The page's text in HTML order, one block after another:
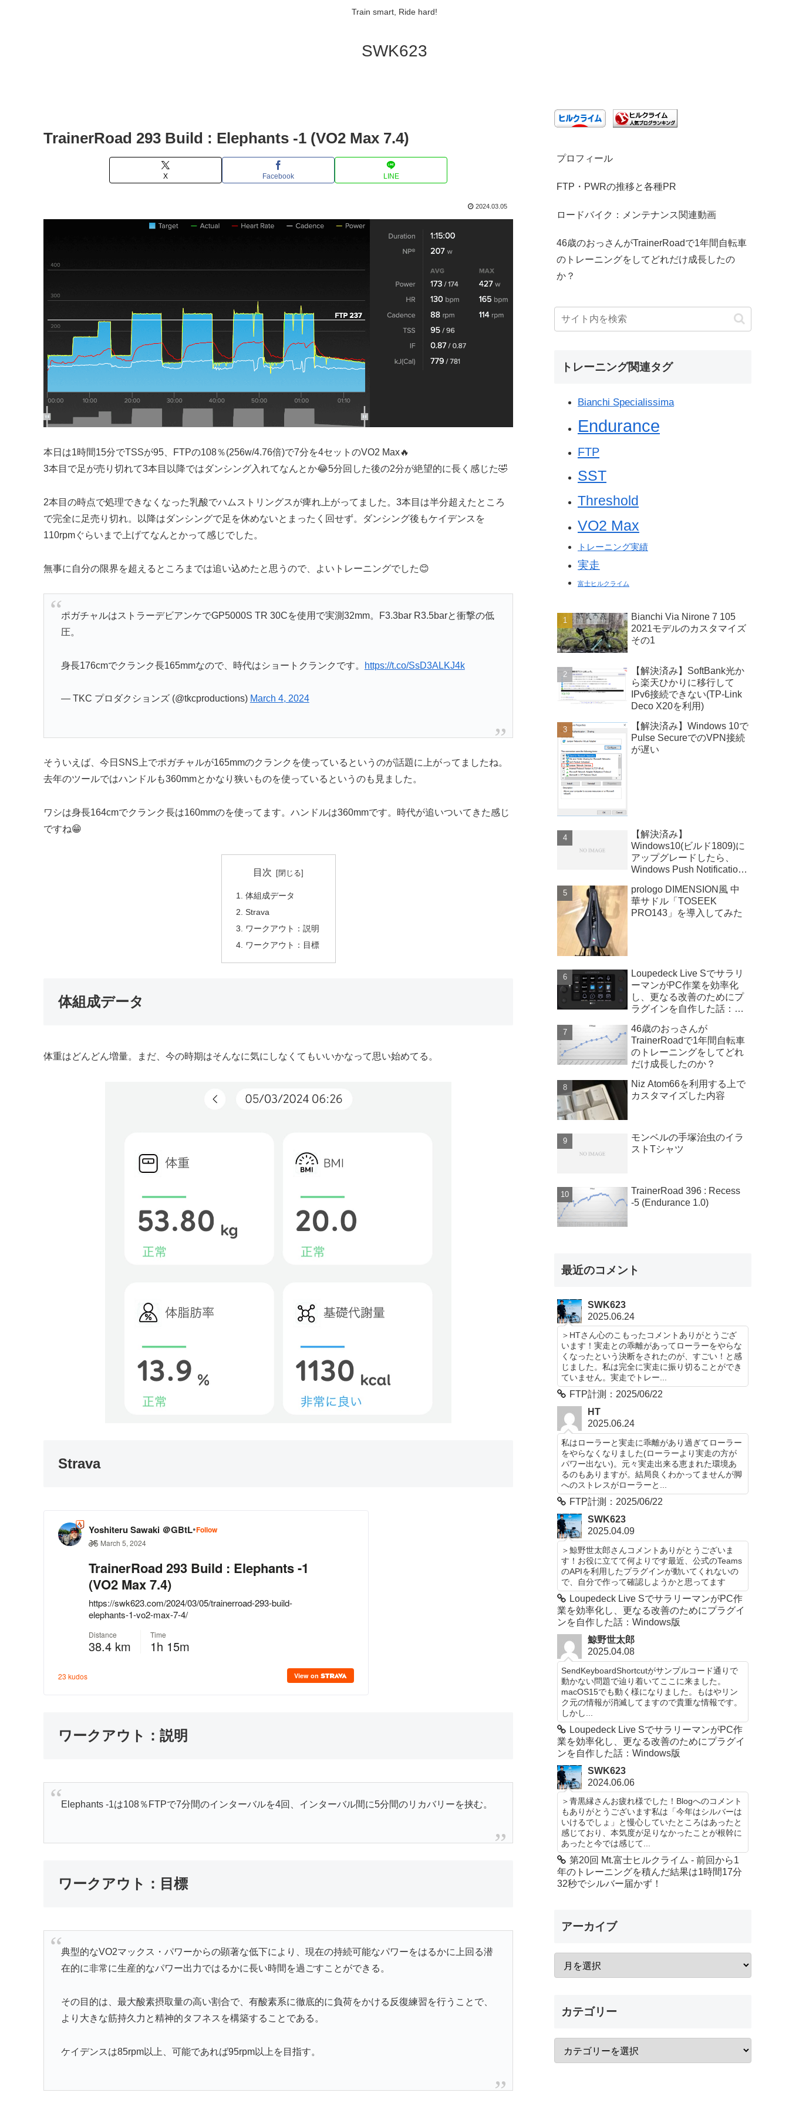
Train smart, Ride hard!
SWK623
TrainerRoad 293 Build : Elephants -1 (VO2 Max 7.4)
X Facebook LINE
2024.03.05
本日は1時間15分でTSSが95、FTPの108％(256w/4.76倍)で7分を4セットのVO2 Max🔥
3本目で足が売り切れて3本目以降ではダンシング入れてなんとか😂5分回した後の2分が絶望的に長く感じた🤣
2本目の時点で処理できなくなった乳酸でハムストリングスが痺れ上がってました。3本目は半分超えたところ
で完全に足売り切れ。以降はダンシングで足を休めないとまったく回せず。ダンシング後もケイデンスを
110rpmぐらいまで上げてなんとかって感じでした。
無事に自分の限界を超えるところまでは追い込めたと思うので、よいトレーニングでした😊
ポガチャルはストラーデビアンケでGP5000S TR 30Cを使用で実測32mm。F3.3bar R3.5barと衝撃の低
圧。
身長176cmでクランク長165mmなので、時代はショートクランクです。 https://t.co/SsD3ALKJ4k
— TKC プロダクションズ (@tkcproductions) March 4, 2024
そういえば、今日SNS上でポガチャルが165mmのクランクを使っているというのが話題に上がってましたね。
去年のツールではハンドルも360mmとかなり狭いものを使っているというのも見ました。
ワシは身長164cmでクランク長は160mmのを使ってます。ハンドルは360mmです。時代が追いついてきた感じ
ですね😁
目次
体組成データ
Strava
ワークアウト：説明
ワークアウト：目標
体組成データ
体重はどんどん増量。まだ、今の時期はそんなに気にしなくてもいいかなって思い始めてる。
Strava
ワークアウト：説明
Elephants -1は108％FTPで7分間のインターバルを4回、インターバル間に5分間のリカバリーを挟む。
ワークアウト：目標
典型的なVO2マックス・パワーからの顕著な低下により、現在の持続可能なパワーをはるかに上回る潜
在的に非常に生産的なパワー出力ではるかに長い時間を過ごすことができる。
その目的は、最大酸素摂取量の高い割合で、有酸素系に徹底的に負荷をかける反復練習を行うことで、
より大きな筋持久力と精神的タフネスを構築することである。
ケイデンスは85rpm以上、可能であれば95rpm以上を目指す。
プロフィール
FTP・PWRの推移と各種PR
ロードバイク：メンテナンス関連動画
46歳のおっさんがTrainerRoadで1年間自転車
のトレーニングをしてどれだけ成長したの
か？
トレーニング関連タグ
Bianchi Specialissima
Endurance
FTP
SST
Threshold
VO2 Max
トレーニング実績
実走
富士ヒルクライム
Bianchi Via Nirone 7 105
2021モデルのカスタマイズ
その1
【解決済み】SoftBank光か
ら楽天ひかりに移行して
IPv6接続できない(TP-Link
Deco X20を利用)
【解決済み】Windows 10で
Pulse SecureでのVPN接続
が遅い
【解決済み】
Windows10(ビルド1809)に
アップグレードしたら、
Windows Push Notifications
prologo DIMENSION風 中
華サドル「TOSEEK
PRO143」を導入してみた
Loupedeck Live Sでサラリ
ーマンがPC作業を効率化
し、更なる改善のためにプ
ラグインを自作した話：
46歳のおっさんが
TrainerRoadで1年間自転車
のトレーニングをしてどれ
だけ成長したのか？
Niz Atom66を利用する上で
カスタマイズした内容
モンベルの手塚治虫のイラ
ストTシャツ
TrainerRoad 396 : Recess
-5 (Endurance 1.0)
最近のコメント
SWK623
2025.06.24
＞HTさん心のこもったコメントありがとうござ
います！実走との乖離があってローラーをやらな
くなったという決断をされたのが、すごい！と感
じました。私は完全に実走に振り切ることができ
ていません。実走でトレー...
FTP計測：2025/06/22
HT
2025.06.24
私はローラーと実走に乖離があり過ぎてローラー
をやらなくなりました(ローラーより実走の方が
パワー出ない)。元々実走出来る恵まれた環境あ
るのもありますが。結局良くわかってませんが脚
へのストレスがローラーと...
FTP計測：2025/06/22
SWK623
2025.04.09
＞鯨野世太郎さんコメントありがとうございま
す！お役に立てて何よりです最近、公式のTeams
のAPIを利用したプラグインが動いてくれないの
で、自分で作って確認しようかと思ってます
Loupedeck Live SでサラリーマンがPC作
業を効率化し、更なる改善のためにプラグイ
ンを自作した話：Windows版
鯨野世太郎
2025.04.08
SendKeyboardShortcutがサンプルコード通りで
動かない問題で辿り着いてここに来ました。
macOS15でも動く様になりました。もはやリン
ク元の情報が消滅してますので貴重な情報です。
しかし...
Loupedeck Live SでサラリーマンがPC作
業を効率化し、更なる改善のためにプラグイ
ンを自作した話：Windows版
SWK623
2024.06.06
＞青黒縁さんお疲れ様でした！Blogへのコメント
もありがとうございます私は「今年はシルバーは
いけるでしょ」と慢心していたところはあったと
感じており、本気度が足りなかったことが根幹に
あったと今では感じて...
第20回 Mt.富士ヒルクライム - 前回から1
年のトレーニングを積んだ結果は1時間17分
32秒でシルバー届かず！
アーカイブ
カテゴリー